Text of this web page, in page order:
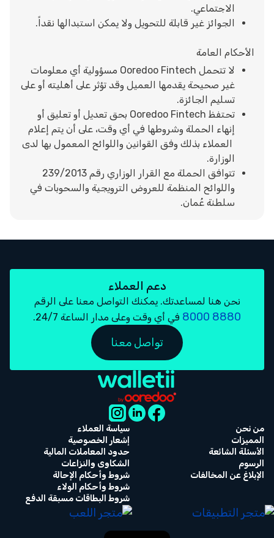
الاجتماعي.
الجوائز غير قابلة للتحويل ولا يمكن استبدالها نقداً.
الأحكام العامة
لا تتحمل Ooredoo Fintech مسؤولية أي معلومات
غير صحيحة يقدمها العميل وقد تؤثر على أهليته أو على
تسليم الجائزة.
تحتفظ Ooredoo Fintech بحق تعديل أو تعليق أو
إنهاء الحملة وشروطها في أي وقت، على أن يتم إعلام
العملاء بذلك وفق القوانين واللوائح المعمول بها لدى
الوزارة.
تتوافق الحملة مع القرار الوزاري رقم 239/2013
واللوائح المنظمة للعروض الترويجية والسحوبات في
سلطنة عُمان.
دعم العملاء
نحن هنا لمساعدتك. يمكنك التواصل معنا على الرقم
8880 8000 في أي وقت وعلى مدار الساعة 24/7.
تواصل معنا
من نحن
المميزات
الأسئلة الشائعة
الرسوم
الإبلاغ عن المخالفات
سياسة العملاء
إشعار الخصوصية
حدود المعاملات المالية
الشكاوى والنزاعات
شروط وأحكام الإحالة
شروط وأحكام الولاء
شروط البطاقات مسبقة الدفع